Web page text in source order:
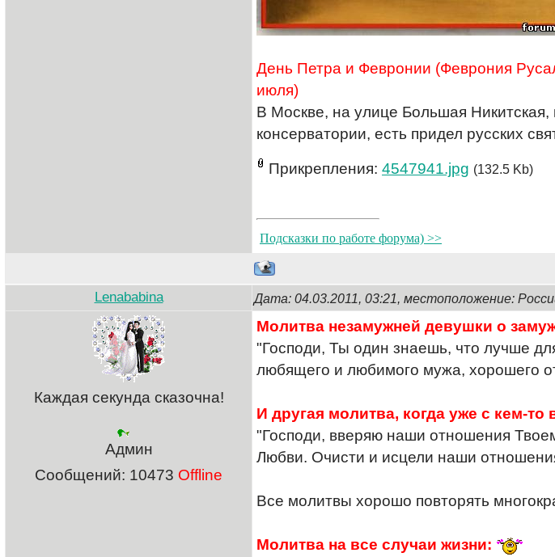
День Петра и Февронии (Феврония
июля)
В Москве, на улице Большая
консерватории, есть придел русских
Прикрепления: 4547941.jpg (132.5 Kb)
Подсказки по работе форума) >>
Lenababina Дата: 04.03.2011, 03:21, местоположение:
Каждая секунда сказочна!
Админ
Сообщений: 10473 Offline
Молитва незамужней девушки о
"Господи, Ты один знаешь, что лучше
любящего и любимого мужа, хорошего
И другая молитва, когда уже с кем-то
"Господи, вверяю наши отношения
Любви. Очисти и исцели наши
Все молитвы хорошо повторять
Молитва на все случаи жизни: